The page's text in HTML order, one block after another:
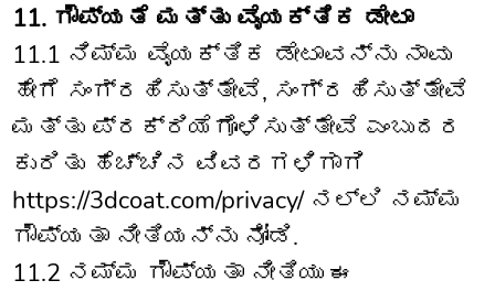
11. ಗೌಪ್ಯತೆ ಮತ್ತು ವೈಯಕ್ತಿಕ ಡೇಟಾ
11.1 ನಿಮ್ಮ ವೈಯಕ್ತಿಕ ಡೇಟಾವನ್ನು ನಾವು
ಹೇಗೆ ಸಂಗ್ರಹಿಸುತ್ತೇವೆ, ಸಂಗ್ರಹಿಸುತ್ತೇವೆ
ಮತ್ತು ಪ್ರಕ್ರಿಯೆಗೊಳಿಸುತ್ತೇವೆ ಎಂಬುದರ
ಕುರಿತು ಹೆಚ್ಚಿನ ವಿವರಗಳಿಗಾಗಿ
https://3dcoat.com/privacy/ ನಲ್ಲಿ ನಮ್ಮ
ಗೌಪ್ಯತಾ ನೀತಿಯನ್ನು ನೋಡಿ.
11.2 ನಮ್ಮ ಗೌಪ್ಯತಾ ನೀತಿಯು ಈ